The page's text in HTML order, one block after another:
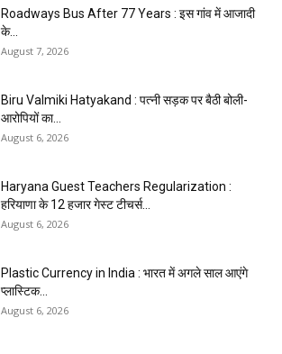
Roadways Bus After 77 Years : इस गांव में आजादी
के...
August 7, 2026
Biru Valmiki Hatyakand : पत्नी सड़क पर बैठी बोली-
आरोपियों का...
August 6, 2026
Haryana Guest Teachers Regularization :
हरियाणा के 12 हजार गेस्ट टीचर्स...
August 6, 2026
Plastic Currency in India : भारत में अगले साल आएंगे
प्लास्टिक...
August 6, 2026